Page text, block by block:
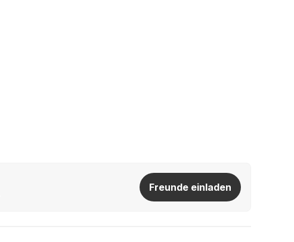
Freunde einladen